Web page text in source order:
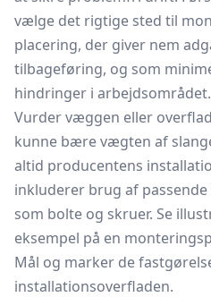
vælge det rigtige sted til
placering, der giver nem
tilbageføring, og som
hindringer i arbejdsområdet.
Vurder væggen eller
kunne bære vægten af
altid producentens
inkluderer brug af
som bolte og skruer. Se
eksempel på en
Mål og marker de
installationsoverfladen.